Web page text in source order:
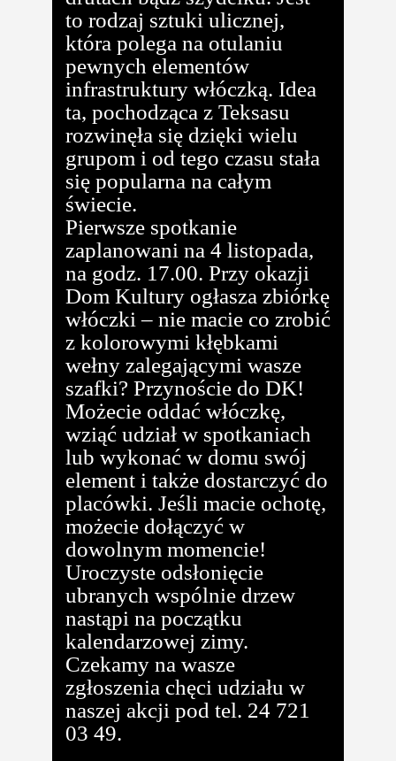
to rodzaj sztuki ulicznej,
która polega na otulaniu
pewnych elementów
infrastruktury włóczką. Idea
ta, pochodząca z Teksasu
rozwinęła się dzięki wielu
grupom i od tego czasu stała
się popularna na całym
świecie.
Pierwsze spotkanie
zaplanowani na 4 listopada,
na godz. 17.00. Przy okazji
Dom Kultury ogłasza zbiórkę
włóczki – nie macie co zrobić
z kolorowymi kłębkami
wełny zalegającymi wasze
szafki? Przynoście do DK!
Możecie oddać włóczkę,
wziąć udział w spotkaniach
lub wykonać w domu swój
element i także dostarczyć do
placówki. Jeśli macie ochotę,
możecie dołączyć w
dowolnym momencie!
Uroczyste odsłonięcie
ubranych wspólnie drzew
nastąpi na początku
kalendarzowej zimy.
Czekamy na wasze
zgłoszenia chęci udziału w
naszej akcji pod tel. 24 721
03 49.